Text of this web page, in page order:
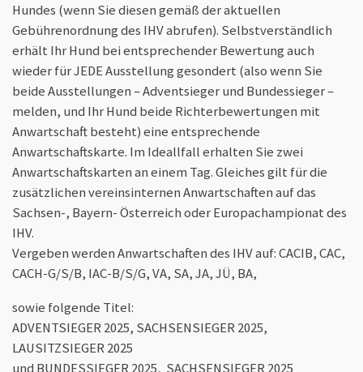
Hundes (wenn Sie diesen gemäß der aktuellen
Gebührenordnung des IHV abrufen). Selbstverständlich
erhält Ihr Hund bei entsprechender Bewertung auch
wieder für JEDE Ausstellung gesondert (also wenn Sie
beide Ausstellungen – Adventsieger und Bundessieger –
melden, und Ihr Hund beide Richterbewertungen mit
Anwartschaft besteht) eine entsprechende
Anwartschaftskarte. Im Ideallfall erhalten Sie zwei
Anwartschaftskarten an einem Tag. Gleiches gilt für die
zusätzlichen vereinsinternen Anwartschaften auf das
Sachsen-, Bayern- Österreich oder Europachampionat des
IHV.
Vergeben werden Anwartschaften des IHV auf: CACIB, CAC,
CACH-G/S/B, IAC-B/S/G, VA, SA, JA, JÜ, BA,
sowie folgende Titel:
ADVENTSIEGER 2025, SACHSENSIEGER 2025,
LAUSITZSIEGER 2025
und BUNDESSIEGER 2025, SACHSENSIEGER 2025